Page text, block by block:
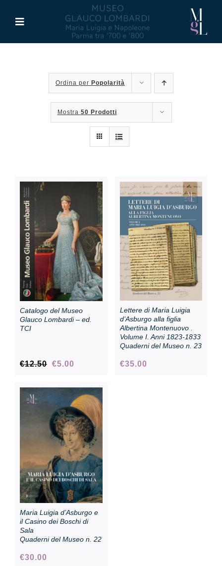
contenuto
Toggle
Maria Luigia d’Asburgo
Attività
Pubblicazioni
Collezione
Contatti e biglietti
Accessibilità
Ordina per Popolarità
Mostra 50 Prodotti
Catalogo del Museo
Glauco Lombardi – ed.
TCI
€12.50 Il
era:
€12.50.
€5.00
è:
€5.00.
Lettere di Maria Luigia
d’Asburgo alla figlia
Albertina Montenuovo .
Volume I. Anni 1823-1833
Quaderni del Museo n. 23
€35.00
Maria Luigia d’Asburgo e
il Casino dei Boschi di
Sala
Quaderni del Museo n. 22
€30.00